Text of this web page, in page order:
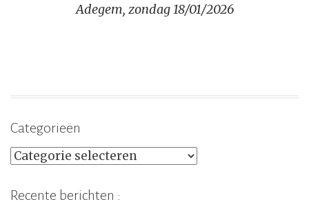
Adegem, zondag 18/01/2026
Categorieën
Categorieën
Recente berichten :